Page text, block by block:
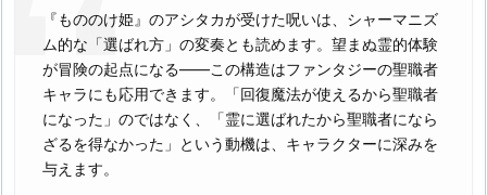
『もののけ姫』のアシタカが受けた呪いは、シャーマニズ
ム的な「選ばれ方」の変奏とも読めます。望まぬ霊的体験
が冒険の起点になる——この構造はファンタジーの聖職者
キャラにも応用できます。「回復魔法が使えるから聖職者
になった」のではなく、「霊に選ばれたから聖職者になら
ざるを得なかった」という動機は、キャラクターに深みを
与えます。